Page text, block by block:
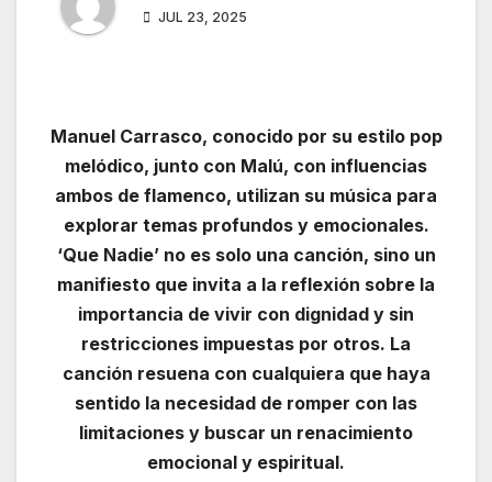
JUL 23, 2025
Manuel Carrasco, conocido por su estilo pop
melódico, junto con Malú, con influencias
ambos de flamenco, utilizan su música para
explorar temas profundos y emocionales.
‘Que Nadie’ no es solo una canción, sino un
manifiesto que invita a la reflexión sobre la
importancia de vivir con dignidad y sin
restricciones impuestas por otros. La
canción resuena con cualquiera que haya
sentido la necesidad de romper con las
limitaciones y buscar un renacimiento
emocional y espiritual.